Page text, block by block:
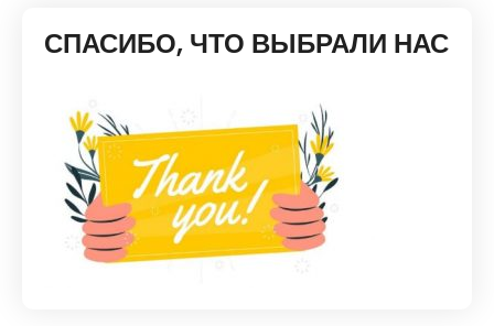
СПАСИБО, ЧТО ВЫБРАЛИ НАС